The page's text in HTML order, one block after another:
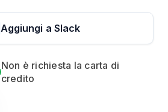
Aggiungi a Slack
Non è richiesta la carta di
credito